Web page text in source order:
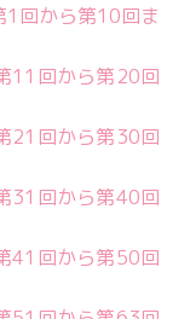
1回から第10回ま
11回から第20回
21回から第30回
31回から第40回
41回から第50回